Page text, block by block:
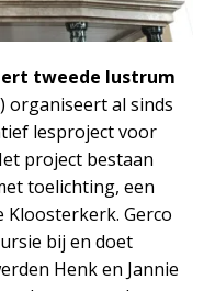
tweede lustrum
organiseert al sinds
lesproject voor
project bestaan
toelichting, een
Kloosterkerk. Gerco
bij en doet
Henk en Jannie